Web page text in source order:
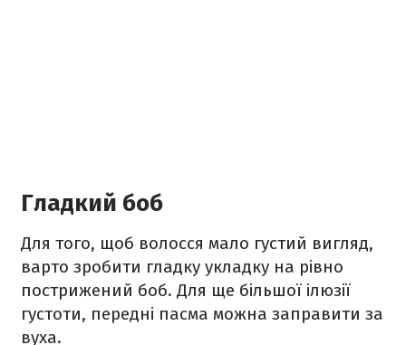
Гладкий боб
Для того, щоб волосся мало густий вигляд,
варто зробити гладку укладку на рівно
пострижений боб. Для ще більшої ілюзії
густоти, передні пасма можна заправити за
вуха.